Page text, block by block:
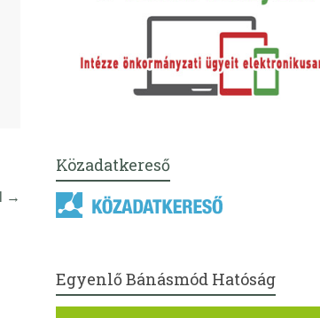
→
Közadatkereső
Egyenlő Bánásmód Hatóság